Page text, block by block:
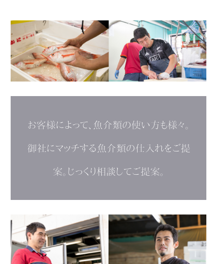
お客様によって、魚介類の使い方も様々。
御社にマッチする魚介類の仕入れをご提
案。じっくり相談してご提案。